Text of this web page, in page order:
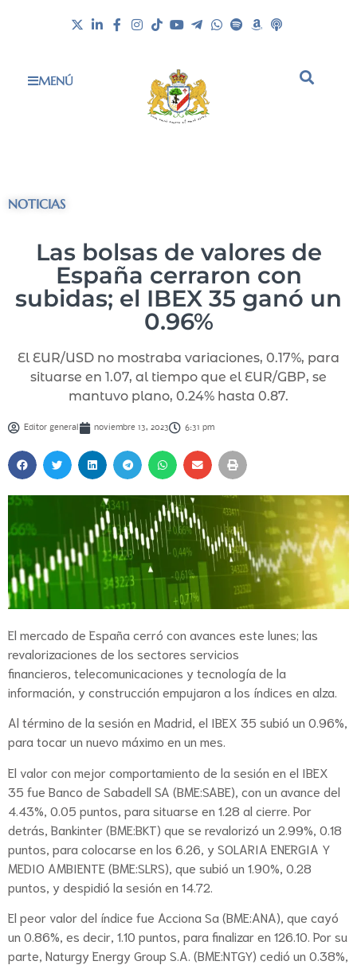
MENÚ
NOTICIAS
Las bolsas de valores de
España cerraron con
subidas; el IBEX 35 ganó un
0.96%
El EUR/USD no mostraba variaciones, 0.17%, para
situarse en 1.07, al tiempo que el EUR/GBP, se
mantuvo plano, 0.24% hasta 0.87.
Editor general noviembre 13, 2023 6:31 pm
El mercado de España cerró con avances este lunes; las
revalorizaciones de los sectores servicios
financieros, telecomunicaciones y tecnología de la
información, y construcción empujaron a los índices en alza.
Al término de la sesión en Madrid, el IBEX 35 subió un 0.96%,
para tocar un nuevo máximo en un mes.
El valor con mejor comportamiento de la sesión en el IBEX
35 fue Banco de Sabadell SA (BME:SABE), con un avance del
4.43%, 0.05 puntos, para situarse en 1.28 al cierre. Por
detrás, Bankinter (BME:BKT) que se revalorizó un 2.99%, 0.18
puntos, para colocarse en los 6.26, y SOLARIA ENERGIA Y
MEDIO AMBIENTE (BME:SLRS), que subió un 1.90%, 0.28
puntos, y despidió la sesión en 14.72.
El peor valor del índice fue Acciona Sa (BME:ANA), que cayó
un 0.86%, es decir, 1.10 puntos, para finalizar en 126.10. Por su
parte, Naturgy Energy Group S.A. (BME:NTGY) cedió un 0.38%,